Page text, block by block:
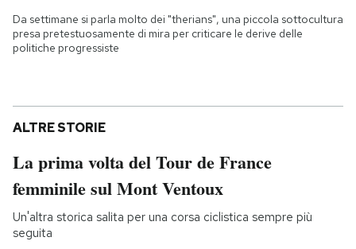
Da settimane si parla molto dei "therians", una piccola sottocultura
presa pretestuosamente di mira per criticare le derive delle
politiche progressiste
ALTRE STORIE
La prima volta del Tour de France
femminile sul Mont Ventoux
Un'altra storica salita per una corsa ciclistica sempre più
seguita